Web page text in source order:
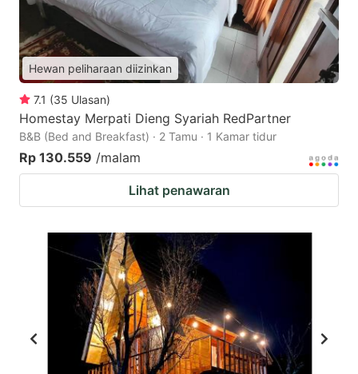
Hewan peliharaan diizinkan
7.1 (35 Ulasan)
Homestay Merpati Dieng Syariah RedPartner
B&B (Bed and Breakfast) · 2 Tamu · 1 Kamar tidur
Rp 130.559 /malam
Lihat penawaran